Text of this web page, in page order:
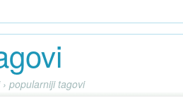
› popularniji tagovi